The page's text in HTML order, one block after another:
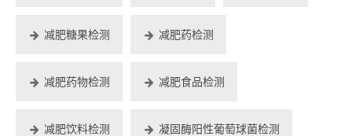
减肥糖果检测 减肥药检测
减肥药物检测 减肥食品检测
减肥饮料检测 凝固酶阳性葡萄球菌检测